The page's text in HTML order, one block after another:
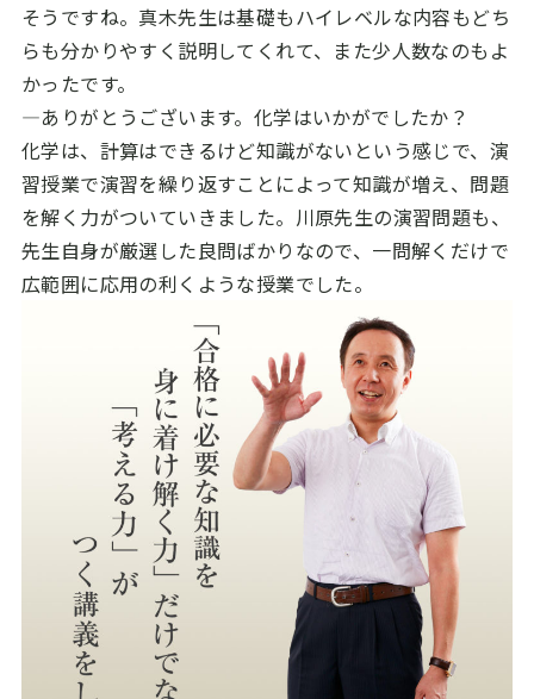
そうですね。真木先生は基礎もハイレベルな内容もどち
らも分かりやすく説明してくれて、また少人数なのもよ
かったです。
―ありがとうございます。化学はいかがでしたか？
化学は、計算はできるけど知識がないという感じで、演
習授業で演習を繰り返すことによって知識が増え、問題
を解く力がついていきました。川原先生の演習問題も、
先生自身が厳選した良問ばかりなので、一問解くだけで
広範囲に応用の利くような授業でした。